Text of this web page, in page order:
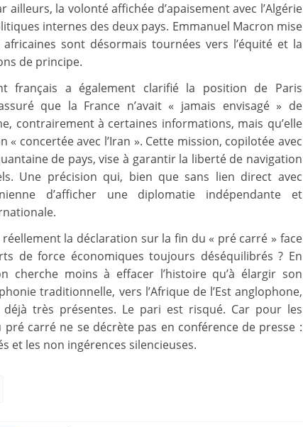
ailleurs, la volonté affichée d’apaisement avec l’Algérie
internes des deux pays. Emmanuel Macron mise
sont désormais tournées vers l’équité et la
de principe.
français a également clarifié la position de Paris
que la France n’avait « jamais envisagé » de
contrairement à certaines informations, mais qu’elle
concertée avec l’Iran ». Cette mission, copilotée avec
de pays, vise à garantir la liberté de navigation
Une précision qui, bien que sans lien direct avec
d’afficher une diplomatie indépendante et
la déclaration sur la fin du « pré carré » face
de force économiques toujours déséquilibrés ? En
cherche moins à effacer l’histoire qu’à élargir son
traditionnelle, vers l’Afrique de l’Est anglophone,
très présentes. Le pari est risqué. Car pour les
carré ne se décrète pas en conférence de presse :
et les non ingérences silencieuses.